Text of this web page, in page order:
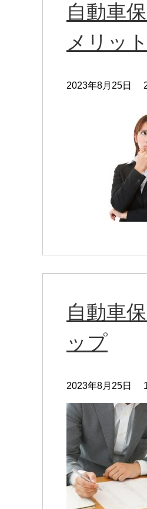
自動車
メリッ
2023年8月25日
自動車
ップ
2023年8月25日